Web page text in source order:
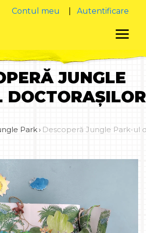
Contul meu Autentificare
JUNGLE
DOCTORAȘILOR
Park› Descoperă Jungle Park-ul